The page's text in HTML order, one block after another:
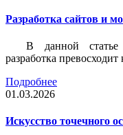
Разработка сайтов и
В данной
разработка
Подробнее
01.03.2026
Искусство точечного